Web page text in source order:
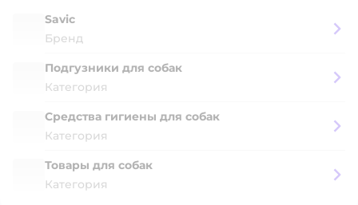
Savic
Бренд
Подгузники для собак
Категория
Средства гигиены для собак
Категория
Товары для собак
Категория